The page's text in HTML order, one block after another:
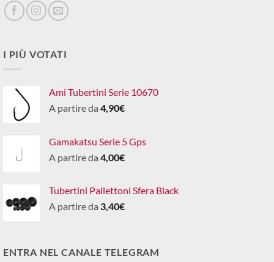
I PIÙ VOTATI
Ami Tubertini Serie 10670
A partire da 4,90€
Gamakatsu Serie 5 Gps
A partire da 4,00€
Tubertini Pallettoni Sfera Black
A partire da 3,40€
ENTRA NEL CANALE TELEGRAM